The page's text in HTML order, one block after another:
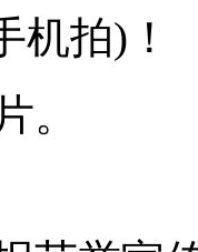
机拍)！
。